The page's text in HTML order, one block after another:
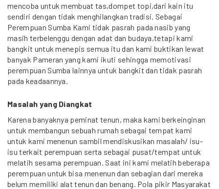
mencoba untuk membuat tas,dompet topi,dari kain itu
sendiri dengan tidak menghilangkan tradisi. Sebagai
Perempuan Sumba Kami tidak pasrah pada nasib yang
masih terbelenggu dengan adat dan budaya,tetapi kami
bangkit untuk menepis semua itu dan kami buktikan lewat
banyak Pameran yang kami ikuti sehingga memotivasi
perempuan Sumba lainnya untuk bangkit dan tidak pasrah
pada keadaannya.
Masalah yang Diangkat
Karena banyaknya peminat tenun, maka kami berkeinginan
untuk membangun sebuah rumah sebagai tempat kami
untuk kami menenun sambil mendiskusikan masalah/ isu-
isu terkait perempuan serta sebagai pusat/tempat untuk
melatih sesama perempuan. Saat ini kami melatih beberapa
perempuan untuk bisa menenun dan sebagian dari mereka
belum memiliki alat tenun dan benang. Pola pikir Masyarakat